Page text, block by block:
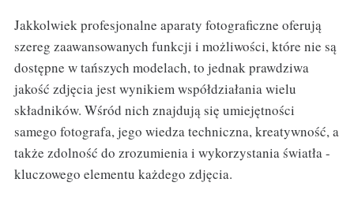
Jakkolwiek profesjonalne aparaty fotograficzne oferują
szereg zaawansowanych funkcji i możliwości, które nie są
dostępne w tańszych modelach, to jednak prawdziwa
jakość zdjęcia jest wynikiem współdziałania wielu
składników. Wśród nich znajdują się umiejętności
samego fotografa, jego wiedza techniczna, kreatywność, a
także zdolność do zrozumienia i wykorzystania światła -
kluczowego elementu każdego zdjęcia.